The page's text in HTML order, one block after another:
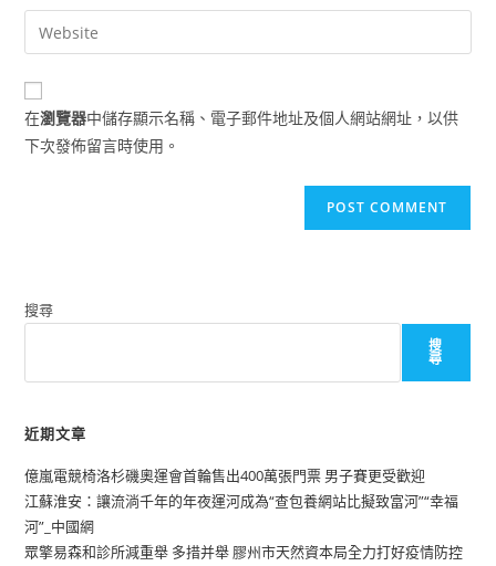
comment
email
address
comment
Enter
your
website
URL
(optional)
在瀏覽器中儲存顯示名稱、電子郵件地址及個人網站網址，以供
下次發佈留言時使用。
搜尋
搜
尋
近期文章
億嵐電競椅洛杉磯奧運會首輪售出400萬張門票 男子賽更受歡迎
江蘇淮安：讓流淌千年的年夜運河成為“查包養網站比擬致富河”“幸福
河”_中國網
眾擎易森和診所減重舉 多措并舉 膠州市天然資本局全力打好疫情防控